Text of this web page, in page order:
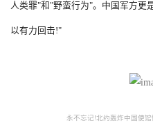
人类罪"和"野蛮行为"。中国军方更
以有力回击!"
永不忘记!北约轰炸中国使